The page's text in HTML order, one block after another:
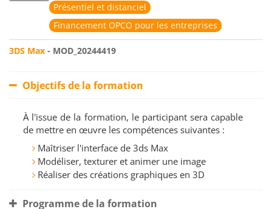
Présentiel et distanciel
Financement OPCO pour les entreprises
3DS Max - MOD_20244419
Objectifs de la formation
À l'issue de la formation, le participant sera capable
de mettre en œuvre les compétences suivantes :
Maîtriser l'interface de 3ds Max
Modéliser, texturer et animer une image
Réaliser des créations graphiques en 3D
Programme de la formation